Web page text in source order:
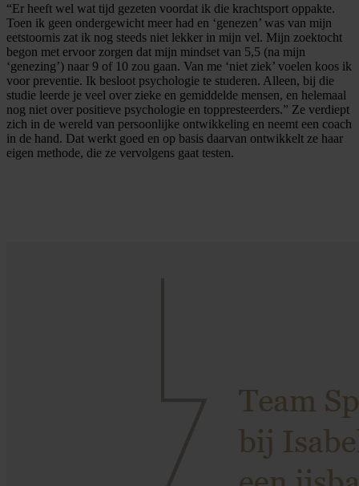
“Er heeft wel wat tijd gezeten voordat ik die krachtsport oppakte.
Toen ik geen ondergewicht meer had en ‘genezen’ was van mijn
eetstoornis zat ik nog steeds niet lekker in mijn vel. Mijn zoektocht
begon met ervoor zorgen dat mijn mindset van 5,5 (na mijn
‘genezing’) naar 9 of 10 zou gaan. Van me ‘niet ziek’ voelen koos ik
voor preventie. Ik besloot psychologie te studeren. Alleen, bij die
studie leerde je veel over zieke en gemiddelde mensen, en helemaal
nog niet over positieve psychologie en toppresteerders.” Ze verdiept
zich in de wereld van persoonlijke ontwikkeling en neemt een coach
in de hand. Dat werkt goed en op basis daarvan ontwikkelt ze haar
eigen methode, die ze vervolgens gaat testen.